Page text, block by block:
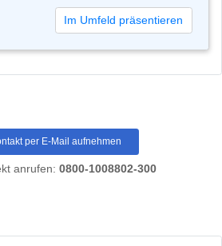
Im Umfeld präsentieren
per E-Mail aufnehmen
anrufen: 0800-1008802-300